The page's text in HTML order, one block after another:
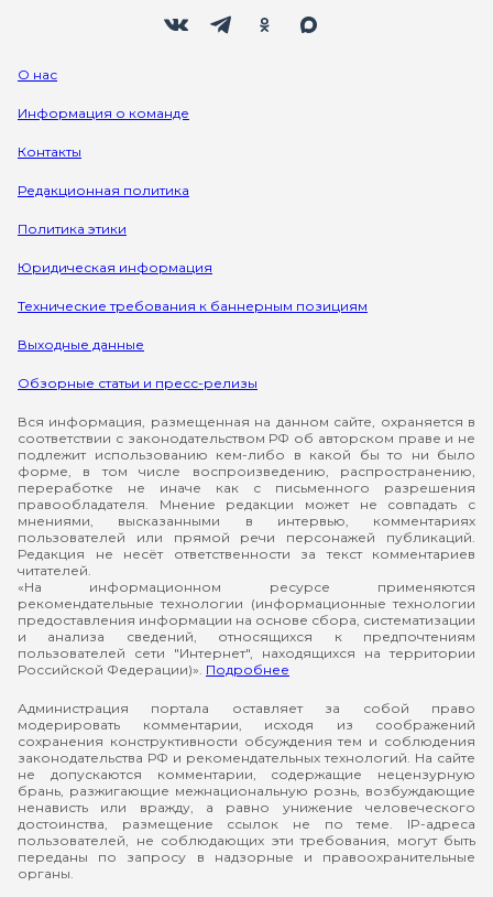
О нас
Информация о команде
Контакты
Редакционная политика
Политика этики
Юридическая информация
Технические требования к баннерным позициям
Выходные данные
Обзорные статьи и пресс-релизы
Вся информация, размещенная на данном сайте, охраняется в
соответствии с законодательством РФ об авторском праве и не
подлежит использованию кем-либо в какой бы то ни было
форме, в том числе воспроизведению, распространению,
переработке не иначе как с письменного разрешения
правообладателя. Мнение редакции может не совпадать с
мнениями, высказанными в интервью, комментариях
пользователей или прямой речи персонажей публикаций.
Редакция не несёт ответственности за текст комментариев
читателей.
«На информационном ресурсе применяются
рекомендательные технологии (информационные технологии
предоставления информации на основе сбора, систематизации
и анализа сведений, относящихся к предпочтениям
пользователей сети "Интернет", находящихся на территории
Российской Федерации)». Подробнее
Администрация портала оставляет за собой право
модерировать комментарии, исходя из соображений
сохранения конструктивности обсуждения тем и соблюдения
законодательства РФ и рекомендательных технологий. На сайте
не допускаются комментарии, содержащие нецензурную
брань, разжигающие межнациональную рознь, возбуждающие
ненависть или вражду, а равно унижение человеческого
достоинства, размещение ссылок не по теме. IP-адреса
пользователей, не соблюдающих эти требования, могут быть
переданы по запросу в надзорные и правоохранительные
органы.